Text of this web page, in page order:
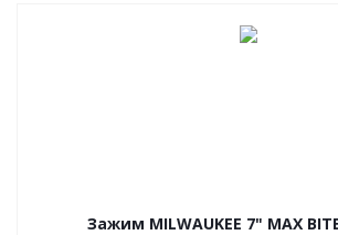
Зажим MILWAUKEE 7" MAX